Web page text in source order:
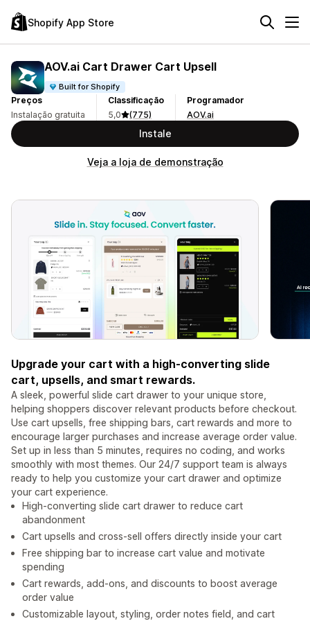
Shopify App Store
AOV.ai Cart Drawer Cart Upsell
Built for Shopify
Preços
Instalação gratuita
Classificação
5,0
(775)
Programador
AOV.ai
Instale
Veja a loja de demonstração
Upgrade your cart with a high-converting slide
cart, upsells, and smart rewards.
A sleek, powerful slide cart drawer to your unique store,
helping shoppers discover relevant products before checkout.
Use cart upsells, free shipping bars, cart rewards and more to
encourage larger purchases and increase average order value.
Set up in less than 5 minutes, requires no coding, and works
smoothly with most themes. Our 24/7 support team is always
ready to help you customize your cart drawer and optimize
your cart experience.
High-converting slide cart drawer to reduce cart
abandonment
Cart upsells and cross-sell offers directly inside your cart
Free shipping bar to increase cart value and motivate
spending
Cart rewards, add-ons, and discounts to boost average
order value
Customizable layout, styling, order notes field, and cart